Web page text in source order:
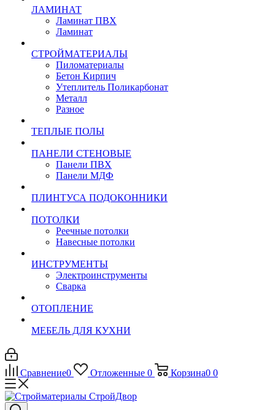
ЛАМИНАТ
Ламинат ПВХ
Ламинат
СТРОЙМАТЕРИАЛЫ
Пиломатериалы
Бетон Кирпич
Утеплитель Поликарбонат
Металл
Разное
ТЕПЛЫЕ ПОЛЫ
ПАНЕЛИ СТЕНОВЫЕ
Панели ПВХ
Панели МДФ
ПЛИНТУСА ПОДОКОННИКИ
ПОТОЛКИ
Реечные потолки
Навесные потолки
ИНСТРУМЕНТЫ
Электроинструменты
Сварка
ОТОПЛЕНИЕ
МЕБЕЛЬ ДЛЯ КУХНИ
Сравнение0 Отложенные 0 Корзина0 0